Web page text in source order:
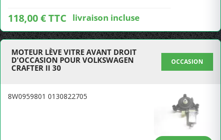
118,00 € TTC livraison incluse
MOTEUR LÈVE VITRE AVANT DROIT
D'OCCASION POUR VOLKSWAGEN
CRAFTER II 30
OCCASION
8W0959801 0130822705